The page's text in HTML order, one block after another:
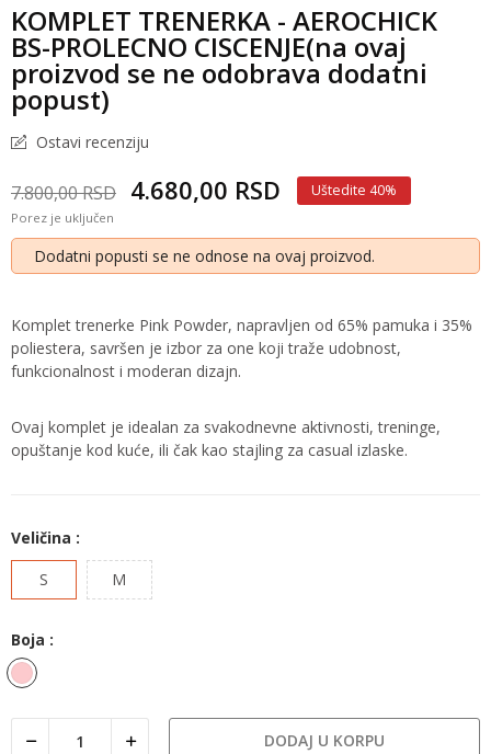
KOMPLET TRENERKA - AEROCHICK
BS-PROLECNO CISCENJE(na ovaj
proizvod se ne odobrava dodatni
popust)
Ostavi recenziju
7.800,00 RSD 4.680,00 RSD Uštedite 40%
Porez je uključen
Dodatni popusti se ne odnose na ovaj proizvod.
Komplet trenerke Pink Powder, napravljen od 65% pamuka i 35%
poliestera, savršen je izbor za one koji traže udobnost,
funkcionalnost i moderan dizajn.
Ovaj komplet je idealan za svakodnevne aktivnosti, treninge,
opuštanje kod kuće, ili čak kao stajling za casual izlaske.
Veličina :
S M
Boja :
Roza
DODAJ U KORPU